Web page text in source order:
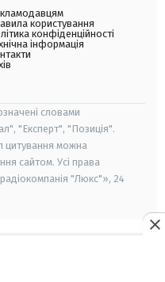
користування
конфіденційності
інформація
словами
"Експерт", "Позиція".
цитування можна
сайтом. Усі права
"Люкс"», 24